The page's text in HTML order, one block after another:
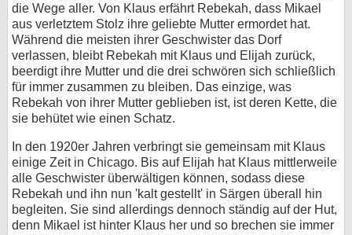
die Wege aller. Von Klaus erfährt Rebekah, dass Mikael
aus verletztem Stolz ihre geliebte Mutter ermordet hat.
Während die meisten ihrer Geschwister das Dorf
verlassen, bleibt Rebekah mit Klaus und Elijah zurück,
beerdigt ihre Mutter und die drei schwören sich schließlich
für immer zusammen zu bleiben. Das einzige, was
Rebekah von ihrer Mutter geblieben ist, ist deren Kette, die
sie behütet wie einen Schatz.
In den 1920er Jahren verbringt sie gemeinsam mit Klaus
einige Zeit in Chicago. Bis auf Elijah hat Klaus mittlerweile
alle Geschwister überwältigen können, sodass diese
Rebekah und ihn nun 'kalt gestellt' in Särgen überall hin
begleiten. Sie sind allerdings dennoch ständig auf der Hut,
denn Mikael ist hinter Klaus her und so brechen sie immer